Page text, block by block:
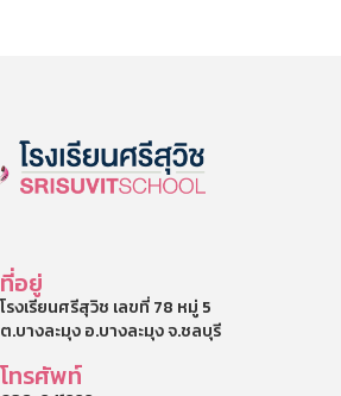
ที่อยู่
โรงเรียนศรีสุวิช เลขที่ 78 หมู่ 5
ต.บางละมุง อ.บางละมุง จ.ชลบุรี
โทรศัพท์